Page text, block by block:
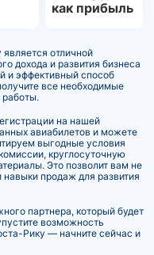
как прибыль
отличной
дохода и развития бизнеса
и эффективный способ
все необходимые
на нашей
авиабилетов и можете
выгодные условия
круглосуточную
Это позволит вам не
навыки продаж для развития
партнера, который будет
возможность
Рику — начните сейчас и